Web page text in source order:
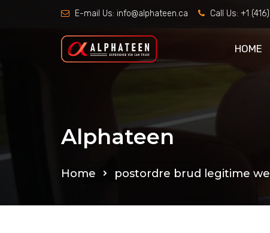
E-mail Us: info@alphateen.ca Call Us: +1
HOME
Alphateen
Home postordre brud legitime